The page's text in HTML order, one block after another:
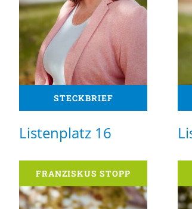
STECKBRIEF
Listenplatz 16
FRANZISKUS STOPP